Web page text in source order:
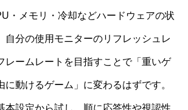
・メモリ・冷却などハードウェアの状
自分の使用モニターのリフレッシュレ
レームレートを目指すことで「重いゲ
に動けるゲーム」に変わるはずです。
本設定から試し、順に応答性や視認性